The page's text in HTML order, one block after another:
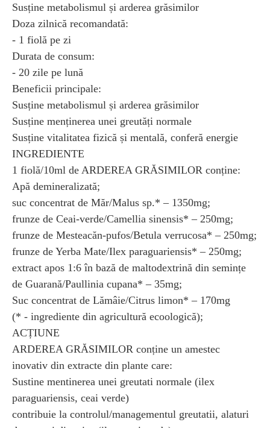
Susține metabolismul și arderea grăsimilor
Doza zilnică recomandată:
- 1 fiolă pe zi
Durata de consum:
- 20 zile pe lună
Beneficii principale:
Susține metabolismul și arderea grăsimilor
Susține menținerea unei greutăți normale
Susține vitalitatea fizică și mentală, conferă energie
INGREDIENTE
1 fiolă/10ml de ARDEREA GRĂSIMILOR conține:
Apă demineralizată;
suc concentrat de Măr/Malus sp.* – 1350mg;
frunze de Ceai-verde/Camellia sinensis* – 250mg;
frunze de Mesteacăn-pufos/Betula verrucosa* – 250mg;
frunze de Yerba Mate/Ilex paraguariensis* – 250mg;
extract apos 1:6 în bază de maltodextrină din semințe
de Guarană/Paullinia cupana* – 35mg;
Suc concentrat de Lămâie/Citrus limon* – 170mg
(* - ingrediente din agricultură ecoologică);
ACȚIUNE
ARDEREA GRĂSIMILOR conține un amestec
inovativ din extracte din plante care:
Sustine mentinerea unei greutati normale (ilex
paraguariensis, ceai verde)
contribuie la controlul/managementul greutatii, alaturi